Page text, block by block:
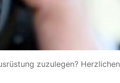
zuzulegen? Herzlichen